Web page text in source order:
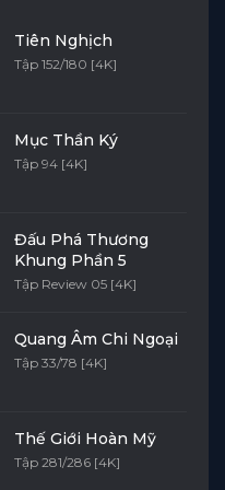
Tiên Nghịch
Tập 152/180 [4K]
Mục Thần Ký
Tập 94 [4K]
Đấu Phá Thương
Khung Phần 5
Tập Review 05 [4K]
Quang Âm Chi Ngoại
Tập 33/78 [4K]
Thế Giới Hoàn Mỹ
Tập 281/286 [4K]